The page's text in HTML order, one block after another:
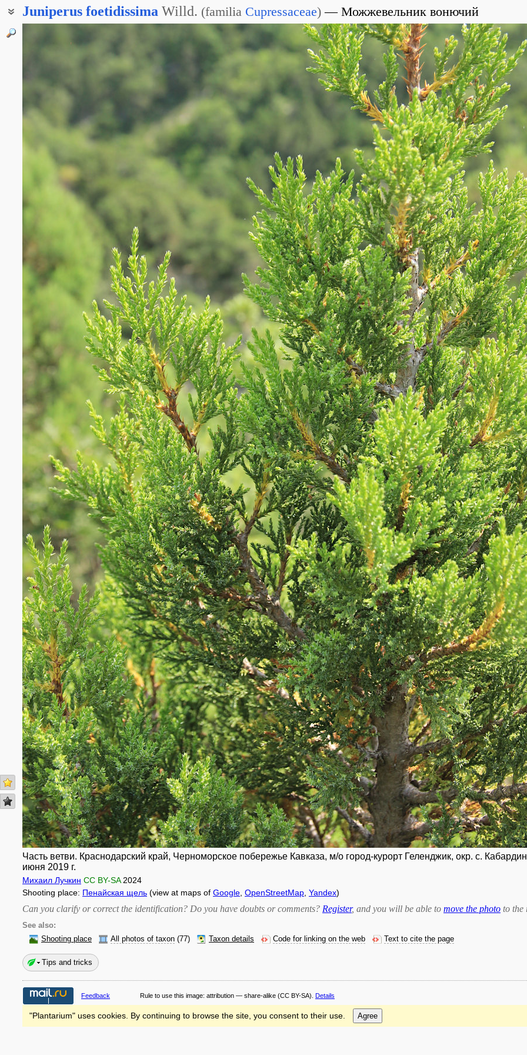
Juniperus foetidissima Willd. (familia Cupressaceae) Можжевельник вонючий
Можжевельник тяжело-пахучий
Можжевельник древовидный
Часть ветви. Краснодарский край, Черноморское побережье Кавказа, м/о город-курорт Геленджик, окр. с.
июня 2019 г.
Михаил Лучкин CC BY-SA 2024
Shooting place: Пенайская щель (view at maps of Google OpenStreetMap Yandex)
Can you clarify or correct the identification? Do you have doubts or comments? Register, and you will be able to move the photo to the
See also:
Shooting place
All photos of taxon (77) Taxon details Code for linking on the web Text to cite the page
Tips and tricks
Feedback Rule to use this image: attribution — share-alike (CC BY-SA). Details
"Plantarium" uses cookies. By continuing to browse the site, you consent to their use. Agree